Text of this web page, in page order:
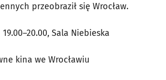
przeobraził się Wrocław.
19.00–20.00, Sala Niebieska
kina we Wrocławiu